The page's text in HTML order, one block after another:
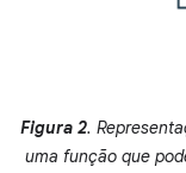
Figura 2.
uma função que